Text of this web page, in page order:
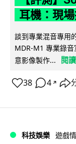
耳機：現
談到專業混音專用
MDR-M1 專業錄
意影像製作...
閱
38 4 ↗
科技娛樂 遊戲